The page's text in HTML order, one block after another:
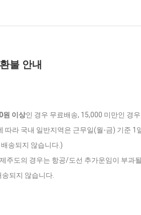
불 안내
원 이상인 경우 무료배송, 15,000 미만인 경
따라 국내 일반지역은 근무일(월-금) 기준
송되지 않습니다.)
주도의 경우는 항공/도선 추가운임이 부과
되지 않습니다.